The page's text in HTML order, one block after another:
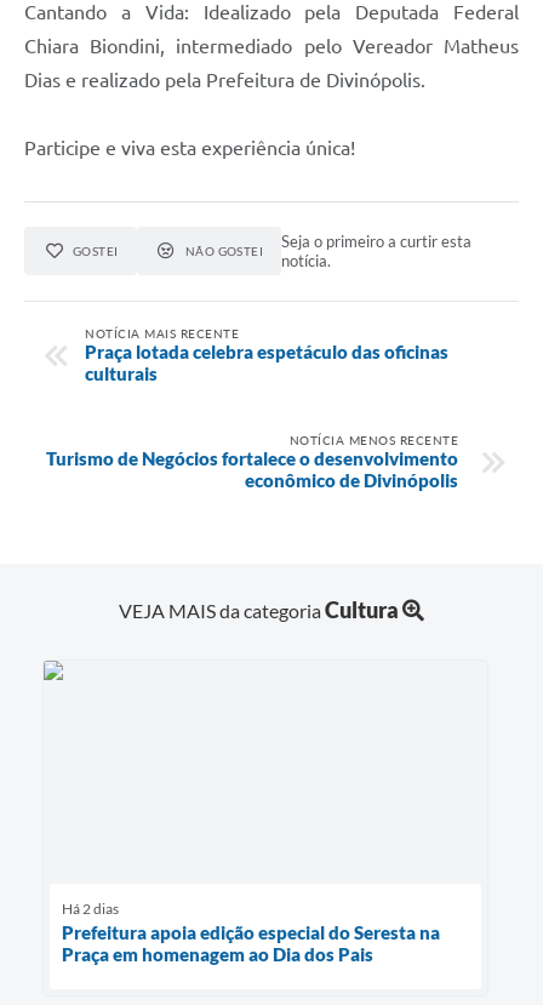
Cantando a Vida: Idealizado pela Deputada Federal
Chiara Biondini, intermediado pelo Vereador Matheus
Dias e realizado pela Prefeitura de Divinópolis.
Participe e viva esta experiência única!
GOSTEI NÃO GOSTEI
Seja o primeiro a curtir esta
notícia.
NOTÍCIA MAIS RECENTE
Praça lotada celebra espetáculo das oficinas
culturais
NOTÍCIA MENOS RECENTE
Turismo de Negócios fortalece o desenvolvimento
econômico de Divinópolis
VEJA MAIS da categoriaCultura
Há 2 dias
Prefeitura apoia edição especial do Seresta na
Praça em homenagem ao Dia dos Pais